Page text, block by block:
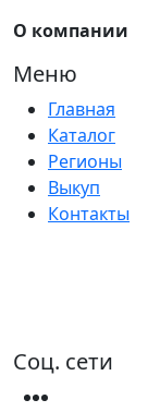
О компании
Меню
Главная
Каталог
Регионы
Выкуп
Контакты
Соц. сети